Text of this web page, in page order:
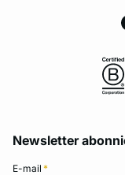
Newsletter
E-mail *